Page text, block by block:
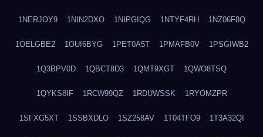
1NERJOY9 1NIN2DXO 1NIPGIQG 1NTYF4RH 1NZ06F8Q
1OELGBE2 1OUI6BYG 1PET0A5T 1PMAFB0V 1PSGIWB2
1Q3BPV0D 1QBCT8D3 1QMT9XGT 1QWO8TSQ
1QYKS8IF 1RCW99QZ 1RDUWSSK 1RYOMZPR
1SFXG5XT 1SSBXDLO 1SZ258AV 1T04TFO9 1T3A32QI